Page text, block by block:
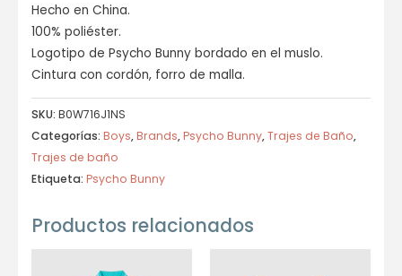
Hecho en China.
100% poliéster.
Logotipo de Psycho Bunny bordado en el muslo.
Cintura con cordón, forro de malla.
SKU: B0W716J1NS
Categorías: Boys,Brands,Psycho Bunny,Trajes de Baño,
Trajes de baño
Etiqueta: Psycho Bunny
Productos relacionados